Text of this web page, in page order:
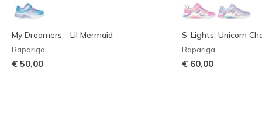
My Dreamers - Lil Mermaid
Rapariga
€ 50,00
S-Lights: Unicorn
Rapariga
€ 60,00